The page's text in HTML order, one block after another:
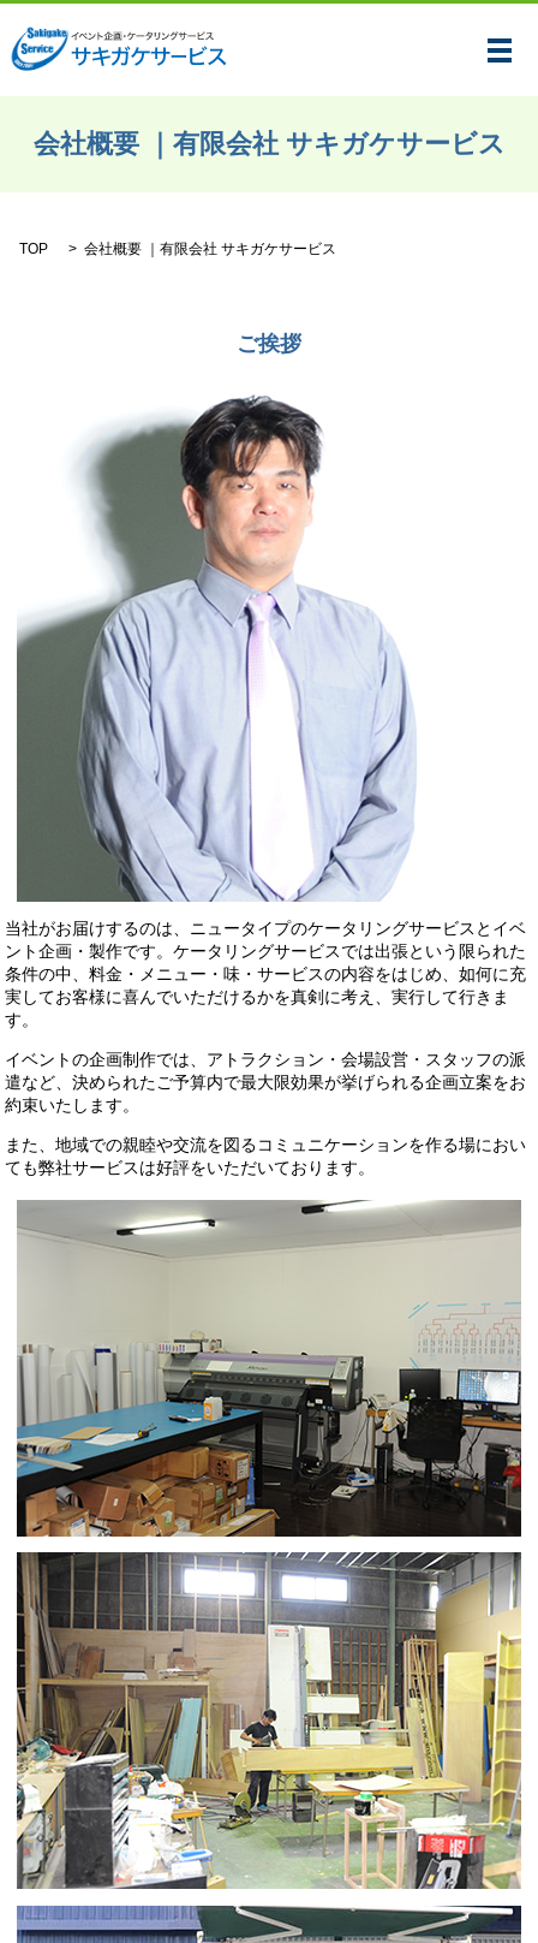
メ
会社概要 ｜有限会社 サキガケサービス
TOP 会社概要 ｜有限会社 サキガケサービス
ご挨拶
当社がお届けするのは、ニュータイプのケータリングサービスとイベ
ント企画・製作です。ケータリングサービスでは出張という限られた
条件の中、料金・メニュー・味・サービスの内容をはじめ、如何に充
実してお客様に喜んでいただけるかを真剣に考え、実行して行きま
す。
イベントの企画制作では、アトラクション・会場設営・スタッフの派
遣など、決められたご予算内で最大限効果が挙げられる企画立案をお
約束いたします。
また、地域での親睦や交流を図るコミュニケーションを作る場におい
ても弊社サービスは好評をいただいております。